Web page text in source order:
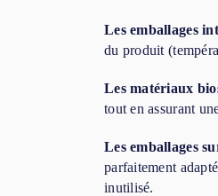
Les emballages
du produit
Les matériaux
tout en assurant
Les emballages
parfaitement
inutilisé.